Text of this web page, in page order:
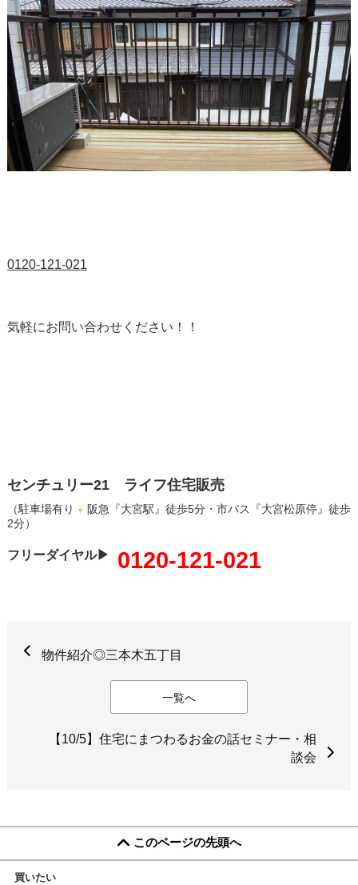
0120-121-021
気軽にお問い合わせください！！
センチュリー21 ライフ住宅販売
（駐車場有り
阪急『大宮駅』徒歩5分・市バス『大宮松原停』徒歩
2分）
フリーダイヤル▶ 0120-121-021
物件紹介◎三本木五丁目
一覧へ
【10/5】住宅にまつわるお金の話セミナー・相
談会
このページの先頭へ
買いたい